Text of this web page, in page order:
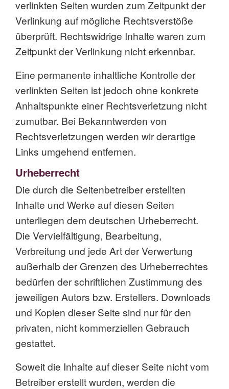
verlinkten Seiten wurden zum Zeitpunkt der
Verlinkung auf mögliche Rechtsverstöße
überprüft. Rechtswidrige Inhalte waren zum
Zeitpunkt der Verlinkung nicht erkennbar.
Eine permanente inhaltliche Kontrolle der
verlinkten Seiten ist jedoch ohne konkrete
Anhaltspunkte einer Rechtsverletzung nicht
zumutbar. Bei Bekanntwerden von
Rechtsverletzungen werden wir derartige
Links umgehend entfernen.
Urheberrecht
Die durch die Seitenbetreiber erstellten
Inhalte und Werke auf diesen Seiten
unterliegen dem deutschen Urheberrecht.
Die Vervielfältigung, Bearbeitung,
Verbreitung und jede Art der Verwertung
außerhalb der Grenzen des Urheberrechtes
bedürfen der schriftlichen Zustimmung des
jeweiligen Autors bzw. Erstellers. Downloads
und Kopien dieser Seite sind nur für den
privaten, nicht kommerziellen Gebrauch
gestattet.
Soweit die Inhalte auf dieser Seite nicht vom
Betreiber erstellt wurden, werden die